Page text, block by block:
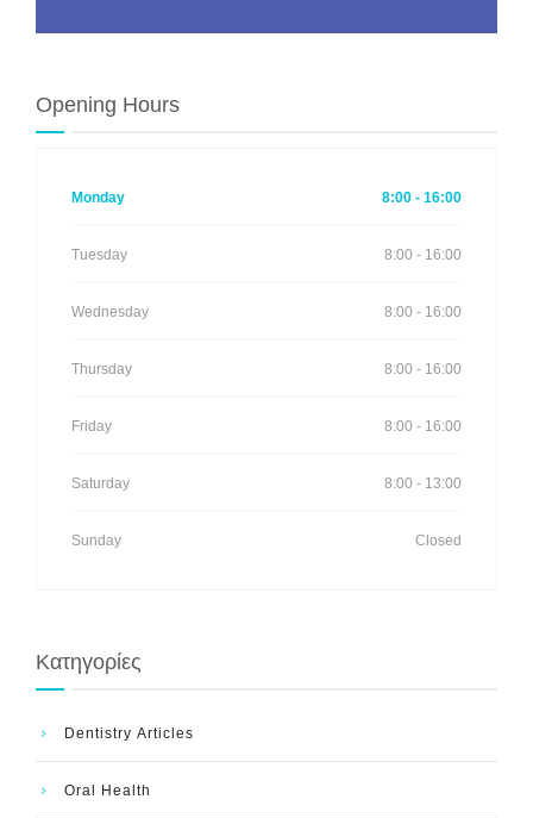
Opening Hours
Monday 8:00 - 16:00
Tuesday 8:00 - 16:00
Wednesday 8:00 - 16:00
Thursday 8:00 - 16:00
Friday 8:00 - 16:00
Saturday 8:00 - 13:00
Sunday Closed
Kατηγορίες
Dentistry Articles
Oral Health